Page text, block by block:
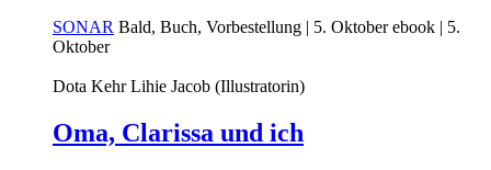
SONAR Bald, Buch, Vorbestellung | 5. Oktober ebook | 5.
Oktober
Dota Kehr Lihie Jacob (Illustratorin)
Oma, Clarissa und ich